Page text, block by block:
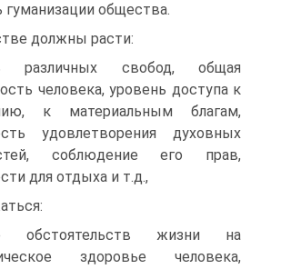
гуманизации общества.
должны расти:
различных свобод, общая
человека, уровень доступа к
к материальным благам,
удовлетворения духовных
соблюдение его прав,
для отдыха и т.д.,
обстоятельств жизни на
здоровье человека,